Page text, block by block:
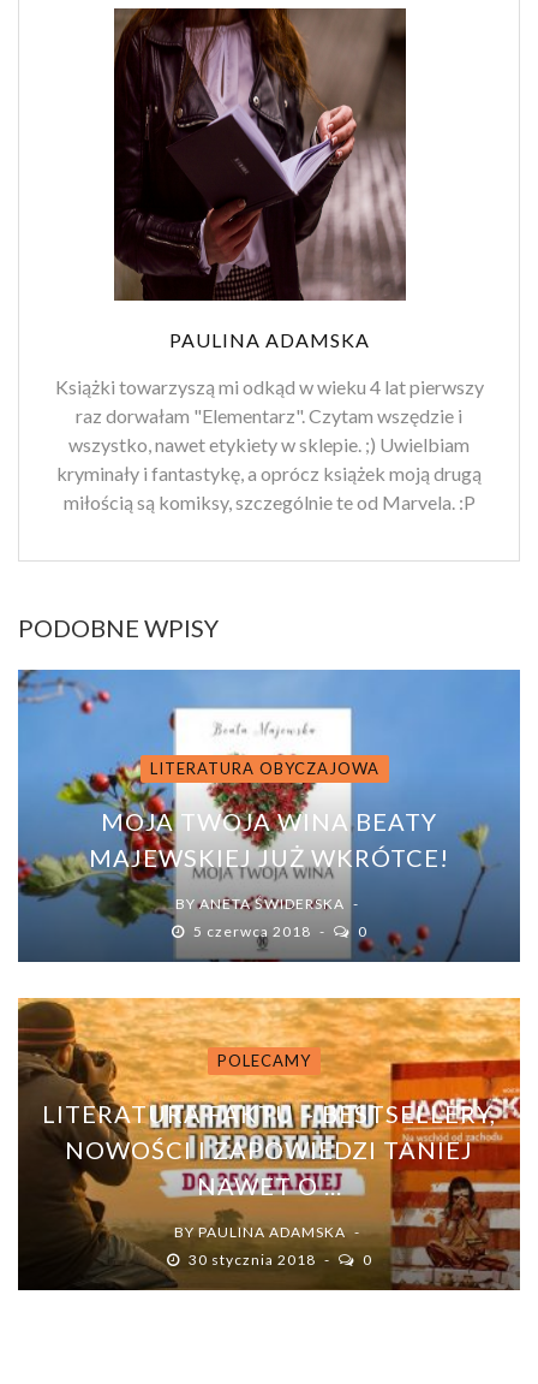
PAULINA ADAMSKA
Książki towarzyszą mi odkąd w wieku 4 lat pierwszy
raz dorwałam "Elementarz". Czytam wszędzie i
wszystko, nawet etykiety w sklepie. ;) Uwielbiam
kryminały i fantastykę, a oprócz książek moją drugą
miłością są komiksy, szczególnie te od Marvela. :P
PODOBNE WPISY
LITERATURA OBYCZAJOWA
MOJA TWOJA WINA BEATY
MAJEWSKIEJ JUŻ WKRÓTCE!
BYANETA ŚWIDERSKA
5 czerwca 2018
0
POLECAMY
LITERATURA FAKTU – BESTSELLERY,
NOWOŚCI I ZAPOWIEDZI TANIEJ
NAWET O ...
BYPAULINA ADAMSKA
30 stycznia 2018
0